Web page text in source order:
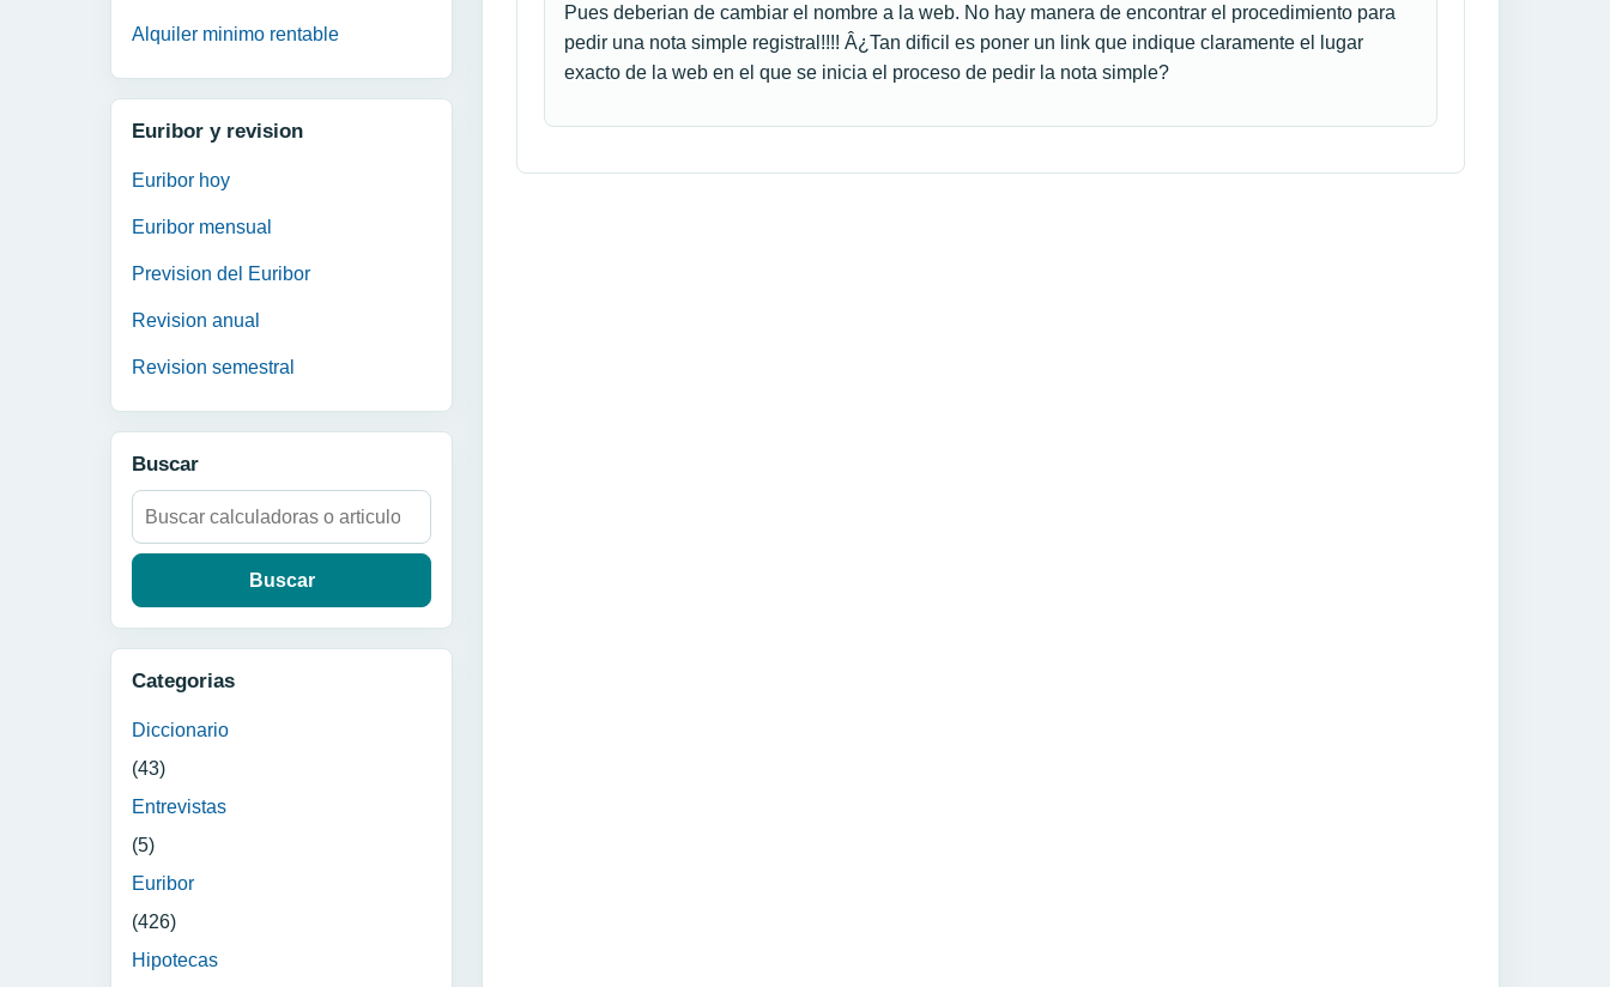
Alquiler minimo rentable
Euribor y revision
Euribor hoy
Euribor mensual
Prevision del Euribor
Revision anual
Revision semestral
Buscar
Buscar:
Categorias
Diccionario
(43)
Entrevistas
(5)
Euribor
(426)
Hipotecas
Pues deberian de cambiar el nombre a la web. No hay manera de encontrar el procedimiento para
pedir una nota simple registral!!!! Â¿Tan dificil es poner un link que indique claramente el lugar
exacto de la web en el que se inicia el proceso de pedir la nota simple?